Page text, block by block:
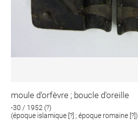
moule d'orfèvre ; boucle d'oreille
-30 / 1952 (?)
(époque islamique [?] ; époque romaine [?])